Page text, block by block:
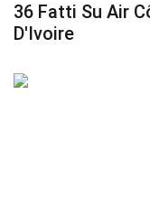
36 Fatti Su Air
D'Ivoire